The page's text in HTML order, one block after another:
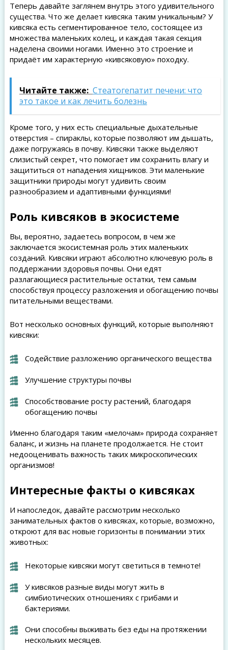
Теперь давайте заглянем внутрь этого удивительного
существа. Что же делает кивсяка таким уникальным? У
кивсяка есть сегментированное тело, состоящее из
множества маленьких колец, и каждая такая секция
наделена своими ногами. Именно это строение и
придаёт им характерную «кивсяковую» походку.
Читайте также: Стеатогепатит печени: что
это такое и как лечить болезнь
Кроме того, у них есть специальные дыхательные
отверстия – спираклы, которые позволяют им дышать,
даже погружаясь в почву. Кивсяки также выделяют
слизистый секрет, что помогает им сохранить влагу и
защититься от нападения хищников. Эти маленькие
защитники природы могут удивить своим
разнообразием и адаптивными функциями!
Роль кивсяков в экосистеме
Вы, вероятно, задаетесь вопросом, в чем же
заключается экосистемная роль этих маленьких
созданий. Кивсяки играют абсолютно ключевую роль в
поддержании здоровья почвы. Они едят
разлагающиеся растительные остатки, тем самым
способствуя процессу разложения и обогащению почвы
питательными веществами.
Вот несколько основных функций, которые выполняют
кивсяки:
Содействие разложению органического вещества
Улучшение структуры почвы
Способствование росту растений, благодаря
обогащению почвы
Именно благодаря таким «мелочам» природа сохраняет
баланс, и жизнь на планете продолжается. Не стоит
недооценивать важность таких микроскопических
организмов!
Интересные факты о кивсяках
И напоследок, давайте рассмотрим несколько
занимательных фактов о кивсяках, которые, возможно,
откроют для вас новые горизонты в понимании этих
животных:
Некоторые кивсяки могут светиться в темноте!
У кивсяков разные виды могут жить в
симбиотических отношениях с грибами и
бактериями.
Они способны выживать без еды на протяжении
нескольких месяцев.